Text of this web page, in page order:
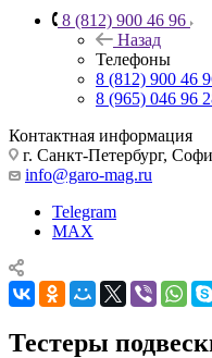
8 (812) 900 46 96
Назад
Телефоны
8 (812) 900 46
8 (965) 046 96
Контактная информация
г. Санкт-Петербург,
info@garo-mag.ru
Telegram
MAX
Тестеры